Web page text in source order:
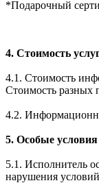
*Подарочный
4. Стоимость
4.1. Стоимость
Стоимость разных
4.2.
5. Особые условия
5.1. Исполнитель
нарушения